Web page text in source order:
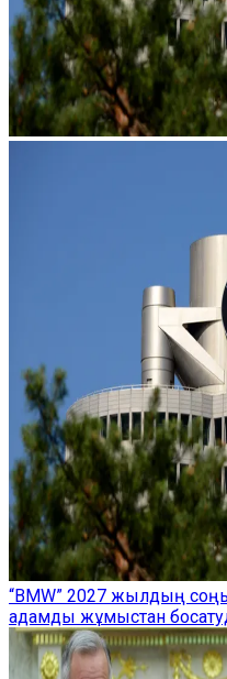
“BMW” 2027 жылдың
адамды жұмыстан